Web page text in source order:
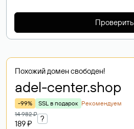
Проверить
Похожий домен свободен!
adel-center.shop
-99% SSL в подарок Рекомендуем
14 982 ₽
189 ₽
?